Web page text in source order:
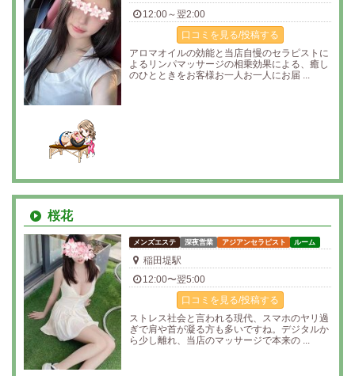
12:00～翌2:00
口コミを見る/投稿する
アロマオイルの効能と当店自慢のセラピストに
よるリンパマッサージの相乗効果による、癒し
のひとときをお客様お一人お一人にお届 ...
桜花
メンズエステ 深夜営業 アジアンセラピスト ルーム
稲田堤駅
12:00〜翌5:00
口コミを見る/投稿する
ストレス社会と言われる現代、スマホのヤリ過
ぎで肩や首が凝る方も多いですね。デジタルか
ら少し離れ、当店のマッサージで本来の ...